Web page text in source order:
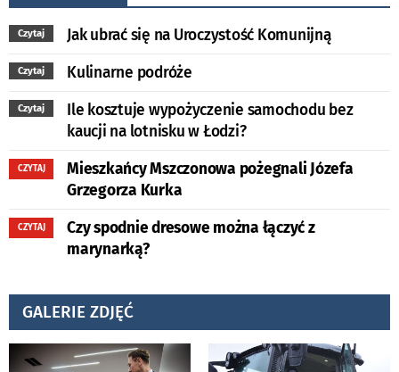
Czytaj Jak ubrać się na Uroczystość Komunijną
Czytaj Kulinarne podróże
Czytaj
Ile kosztuje wypożyczenie samochodu bez
kaucji na lotnisku w Łodzi?
CZYTAJ
Mieszkańcy Mszczonowa pożegnali Józefa
Grzegorza Kurka
CZYTAJ
Czy spodnie dresowe można łączyć z
marynarką?
GALERIE ZDJĘĆ